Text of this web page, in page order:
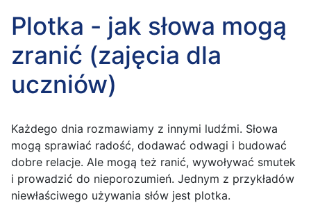
Plotka - jak słowa mogą
zranić (zajęcia dla
uczniów)
Każdego dnia rozmawiamy z innymi ludźmi. Słowa
mogą sprawiać radość, dodawać odwagi i budować
dobre relacje. Ale mogą też ranić, wywoływać smutek
i prowadzić do nieporozumień. Jednym z przykładów
niewłaściwego używania słów jest plotka.